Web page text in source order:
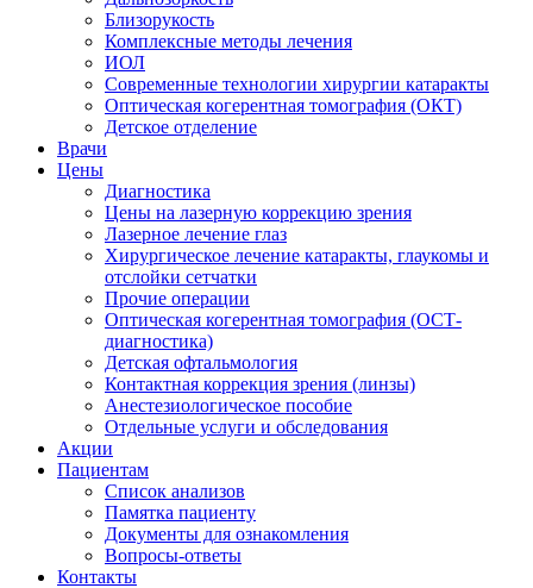
Близорукость
Комплексные методы лечения
ИОЛ
Современные технологии хирургии катаракты
Оптическая когерентная томография (ОКТ)
Детское отделение
Врачи
Цены
Диагностика
Цены на лазерную коррекцию зрения
Лазерное лечение глаз
Хирургическое лечение катаракты, глаукомы и
отслойки сетчатки
Прочие операции
Оптическая когерентная томография (ОСТ-
диагностика)
Детская офтальмология
Контактная коррекция зрения (линзы)
Анестезиологическое пособие
Отдельные услуги и обследования
Акции
Пациентам
Список анализов
Памятка пациенту
Документы для ознакомления
Вопросы-ответы
Контакты